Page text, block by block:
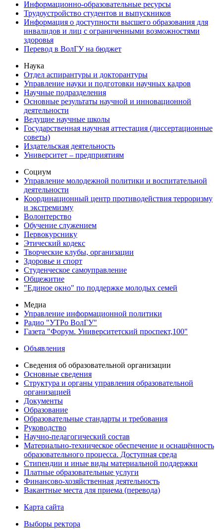
Информационно-образовательные ресурсы
Трудоустройство студентов и выпускников
Информация о доступности высшего образования для
инвалидов и лиц с ограниченными возможностями
здоровья
Перевод в ВолГУ на бюджет
Наука
Отдел аспирантуры и докторантуры
Управление науки и подготовки научных кадров
Научные подразделения
Основные результаты научной и инновационной
деятельности
Ведущие научные школы
Государственная научная аттестация (диссертационные
советы)
Издательская деятельность
Университет – предприятиям
Социум
Управление молодежной политики и воспитательной
деятельности
Координационный центр противодействия терроризму
и экстремизму
Волонтерство
Обучение служением
Первокурснику
Этический кодекс
Творческие клубы, организации
Здоровье и спорт
Студенческое самоуправление
Общежитие
"Единое окно" по поддержке молодых семей
Медиа
Управление информационной политики
Радио "УТРо ВолГУ"
Газета "Форум. Университетский проспект,100"
Объявления
Сведения об образовательной организации
Основные сведения
Структура и органы управления образовательной
организацией
Документы
Образование
Образовательные стандарты и требования
Руководство
Научно-педагогический состав
Материально-техническое обеспечение и оснащённость
образовательного процесса. Доступная среда
Стипендии и иные виды материальной поддержки
Платные образовательные услуги
Финансово-хозяйственная деятельность
Вакантные места для приема (перевода)
Карта сайта
Выборы ректора